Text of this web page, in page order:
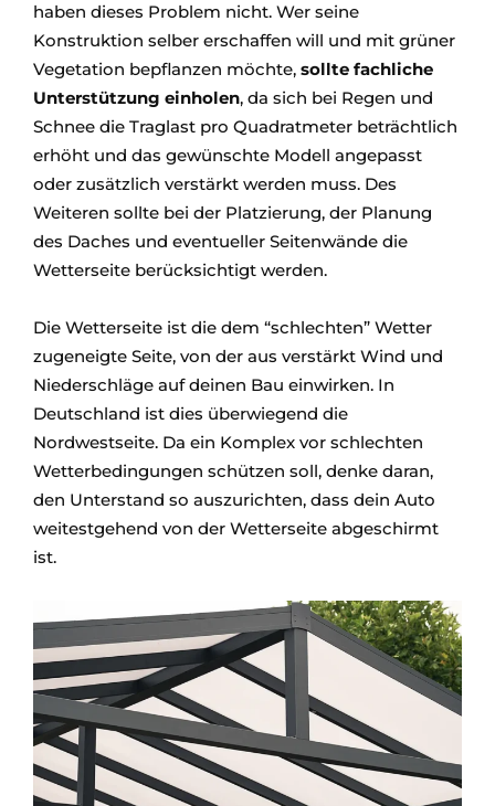
haben dieses Problem nicht. Wer seine
Konstruktion selber erschaffen will und mit grüner
Vegetation bepflanzen möchte, sollte fachliche
Unterstützung einholen, da sich bei Regen und
Schnee die Traglast pro Quadratmeter beträchtlich
erhöht und das gewünschte Modell angepasst
oder zusätzlich verstärkt werden muss. Des
Weiteren sollte bei der Platzierung, der Planung
des Daches und eventueller Seitenwände die
Wetterseite berücksichtigt werden.
Die Wetterseite ist die dem “schlechten” Wetter
zugeneigte Seite, von der aus verstärkt Wind und
Niederschläge auf deinen Bau einwirken. In
Deutschland ist dies überwiegend die
Nordwestseite. Da ein Komplex vor schlechten
Wetterbedingungen schützen soll, denke daran,
den Unterstand so auszurichten, dass dein Auto
weitestgehend von der Wetterseite abgeschirmt
ist.